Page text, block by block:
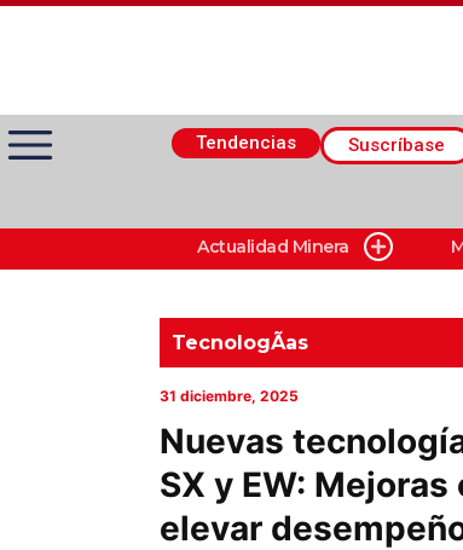
Tendencias Suscríbase
Actualidad Minera
Minería Superficie
Minerí­a Subterránea
Actualidad Minera
TecnologÃ­as
31 diciembre, 2025
Nuevas
SX y EW:
elevar